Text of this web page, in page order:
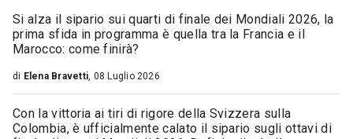
Si alza il sipario sui quarti di finale dei Mondiali 2026, la
prima sfida in programma è quella tra la Francia e il
Marocco: come finirà?
di Elena Bravetti, 08 Luglio 2026
Con la vittoria ai tiri di rigore della Svizzera sulla
Colombia, è ufficialmente calato il sipario sugli ottavi di